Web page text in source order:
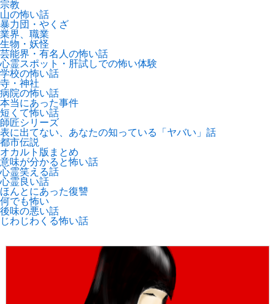
宗教
山の怖い話
暴力団・やくざ
業界、職業
生物・妖怪
芸能界・有名人の怖い話
心霊スポット・肝試しでの怖い体験
学校の怖い話
寺・神社
病院の怖い話
本当にあった事件
短くて怖い話
師匠シリーズ
表に出てない、あなたの知っている「ヤバい」話
都市伝説
オカルト版まとめ
意味が分かると怖い話
心霊笑える話
心霊良い話
ほんとにあった復讐
何でも怖い
後味の悪い話
じわじわくる怖い話